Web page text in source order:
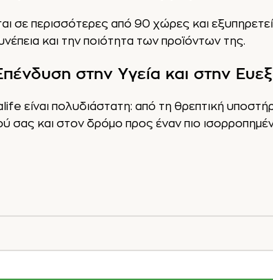
σε περισσότερες από 90 χώρες και
και την ποιότητα των προϊόντων της.
στην Υγεία και στην
είναι πολυδιάστατη: από τη θρεπτική
σας και στον δρόμο προς έναν πιο